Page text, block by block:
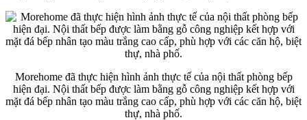
Morehome đã thực hiện hình ảnh thực tế của nội thất phòng bếp
hiện đại. Nội thất bếp được làm bằng gỗ công nghiệp kết hợp với
mặt đá bếp nhân tạo màu trắng cao cấp, phù hợp với các căn hộ, biệt
thự, nhà phố.